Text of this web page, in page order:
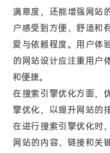
满意度，还能增强网站
户感受到方便、舒适和
爱与依赖程度。用户体
的网站设计应注重用户
和便捷。
在搜索引擎优化方面，
擎优化，以提升网站的
在进行搜索引擎优化时
网站的内容、链接和关